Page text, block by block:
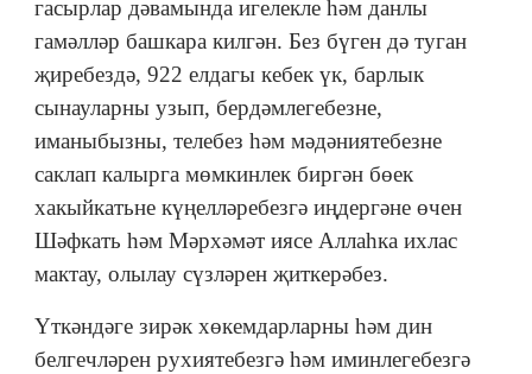
гасырлар дәвамында игелекле һәм данлы
гамәлләр башкара килгән. Без бүген дә туган
җиребездә, 922 елдагы кебек үк, барлык
сынауларны узып, бердәмлегебезне,
иманыбызны, телебез һәм мәдәниятебезне
саклап калырга мөмкинлек биргән бөек
хакыйкатьне күңелләребезгә иңдергәне өчен
Шәфкать һәм Мәрхәмәт иясе Аллаһка ихлас
мактау, олылау сүзләрен җиткерәбез.
Үткәндәге зирәк хөкемдарларны һәм дин
белгечләрен рухиятебезгә һәм иминлегебезгә